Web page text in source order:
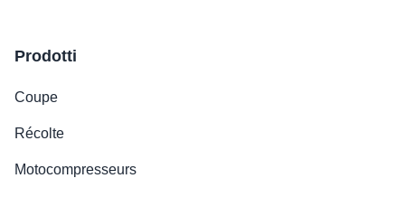
Prodotti
Coupe
Récolte
Motocompresseurs